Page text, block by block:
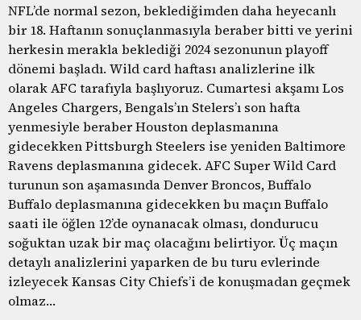
NFL’de normal sezon, beklediğimden daha heyecanlı
bir 18. Haftanın sonuçlanmasıyla beraber bitti ve yerini
herkesin merakla beklediği 2024 sezonunun playoff
dönemi başladı. Wild card haftası analizlerine ilk
olarak AFC tarafıyla başlıyoruz. Cumartesi akşamı Los
Angeles Chargers, Bengals’ın Stelers’ı son hafta
yenmesiyle beraber Houston deplasmanına
gidecekken Pittsburgh Steelers ise yeniden Baltimore
Ravens deplasmanına gidecek. AFC Super Wild Card
turunun son aşamasında Denver Broncos, Buffalo
Buffalo deplasmanına gidecekken bu maçın Buffalo
saati ile öğlen 12’de oynanacak olması, dondurucu
soğuktan uzak bir maç olacağını belirtiyor. Üç maçın
detaylı analizlerini yaparken de bu turu evlerinde
izleyecek Kansas City Chiefs’i de konuşmadan geçmek
olmaz…